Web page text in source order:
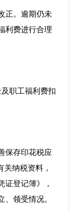
正。逾期仍未
利费进行合理
职工福利费扣
保存印花税应
关纳税资料，
证登记簿》，
、领受情况。